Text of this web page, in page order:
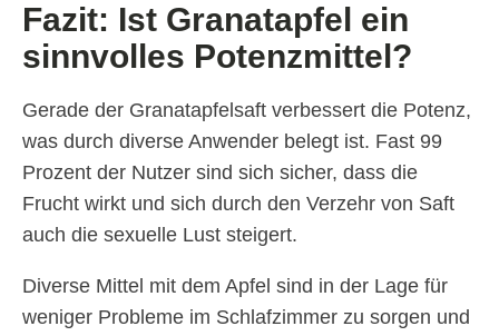
Fazit: Ist Granatapfel ein
sinnvolles Potenzmittel?
Gerade der Granatapfelsaft verbessert die Potenz,
was durch diverse Anwender belegt ist. Fast 99
Prozent der Nutzer sind sich sicher, dass die
Frucht wirkt und sich durch den Verzehr von Saft
auch die sexuelle Lust steigert.
Diverse Mittel mit dem Apfel sind in der Lage für
weniger Probleme im Schlafzimmer zu sorgen und